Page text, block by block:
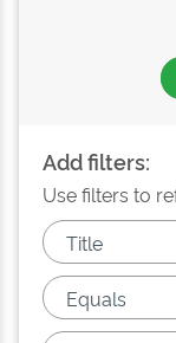
Add filters:
Use filters to